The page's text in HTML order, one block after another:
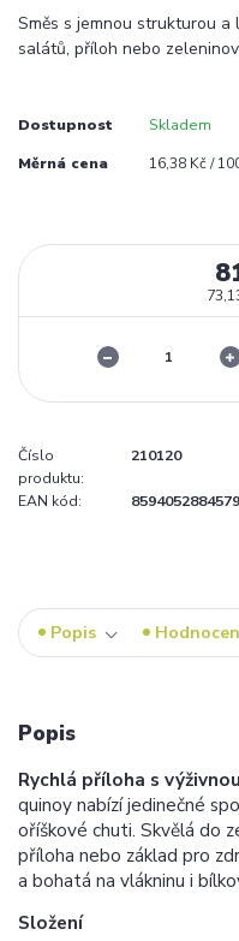
Směs s jemnou strukturou
salátů, příloh nebo
Dostupnost Skladem
Měrná cena 16,38 Kč /
Číslo
produktu:
210120
EAN kód: 8594052884579
Popis
Popis
Rychlá příloha s
quinoy nabízí jedinečné
oříškové chuti. Skvělá do
příloha nebo základ pro
a bohatá na vlákninu i
Složení